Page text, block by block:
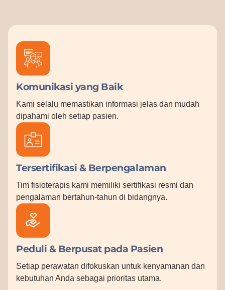
Komunikasi yang Baik
Kami selalu memastikan informasi jelas dan mudah
dipahami oleh setiap pasien.
Tersertifikasi & Berpengalaman
Tim fisioterapis kami memiliki sertifikasi resmi dan
pengalaman bertahun-tahun di bidangnya.
Peduli & Berpusat pada Pasien
Setiap perawatan difokuskan untuk kenyamanan dan
kebutuhan Anda sebagai prioritas utama.